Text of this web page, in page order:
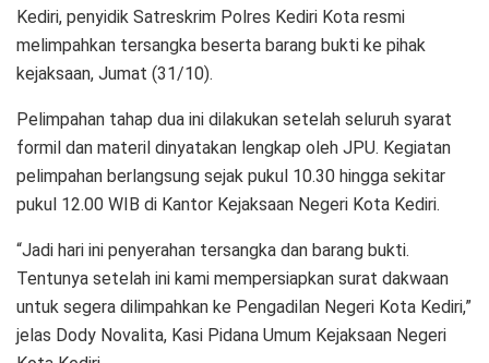
Kediri, penyidik Satreskrim Polres Kediri Kota resmi
melimpahkan tersangka beserta barang bukti ke pihak
kejaksaan, Jumat (31/10).
Pelimpahan tahap dua ini dilakukan setelah seluruh syarat
formil dan materil dinyatakan lengkap oleh JPU. Kegiatan
pelimpahan berlangsung sejak pukul 10.30 hingga sekitar
pukul 12.00 WIB di Kantor Kejaksaan Negeri Kota Kediri.
“Jadi hari ini penyerahan tersangka dan barang bukti.
Tentunya setelah ini kami mempersiapkan surat dakwaan
untuk segera dilimpahkan ke Pengadilan Negeri Kota Kediri,”
jelas Dody Novalita, Kasi Pidana Umum Kejaksaan Negeri